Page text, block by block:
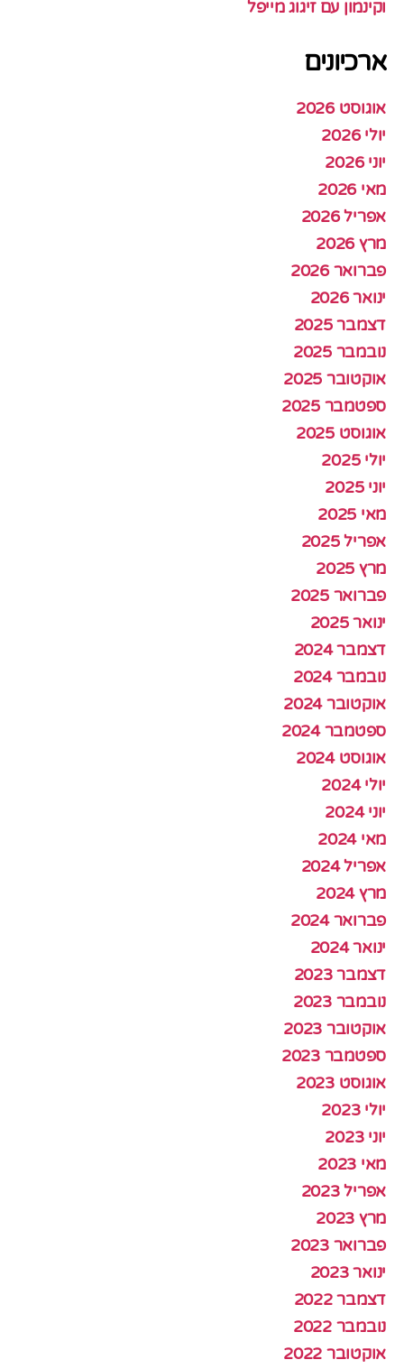
וקינמון עם זיגוג מייפל
ארכיונים
אוגוסט 2026
יולי 2026
יוני 2026
מאי 2026
אפריל 2026
מרץ 2026
פברואר 2026
ינואר 2026
דצמבר 2025
נובמבר 2025
אוקטובר 2025
ספטמבר 2025
אוגוסט 2025
יולי 2025
יוני 2025
מאי 2025
אפריל 2025
מרץ 2025
פברואר 2025
ינואר 2025
דצמבר 2024
נובמבר 2024
אוקטובר 2024
ספטמבר 2024
אוגוסט 2024
יולי 2024
יוני 2024
מאי 2024
אפריל 2024
מרץ 2024
פברואר 2024
ינואר 2024
דצמבר 2023
נובמבר 2023
אוקטובר 2023
ספטמבר 2023
אוגוסט 2023
יולי 2023
יוני 2023
מאי 2023
אפריל 2023
מרץ 2023
פברואר 2023
ינואר 2023
דצמבר 2022
נובמבר 2022
אוקטובר 2022